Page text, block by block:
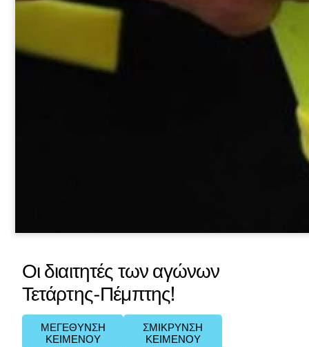
Οι διαιτητές των αγώνων
Τετάρτης-Πέμπτης!
ΜΕΓΕΘΥΝΣΗ
ΚΕΙΜΕΝΟΥ
ΣΜΙΚΡΥΝΣΗ
ΚΕΙΜΕΝΟΥ